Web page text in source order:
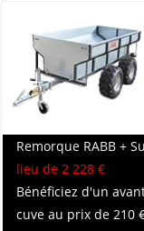
Remorque RABB +
lieu de 2 228 €
Bénéficiez d'un
cuve au prix de 210